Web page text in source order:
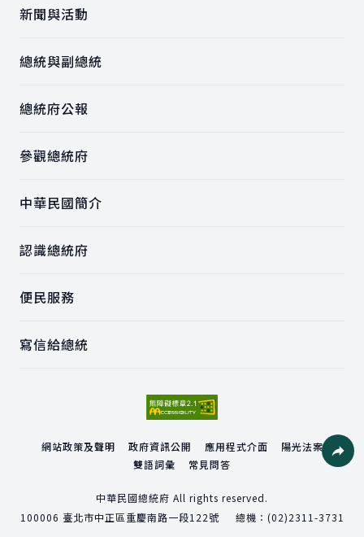
新聞與活動
總統與副總統
總統府公報
參觀總統府
中華民國簡介
認識總統府
便民服務
寫信給總統
網站政策及聲明 政府資訊公開 應用程式介面
陽光法案
雙語詞彙
常見問答
中華民國總統府 All rights reserved.
100006 臺北市中正區重慶南路一段122號 總機： (02)2311-3731